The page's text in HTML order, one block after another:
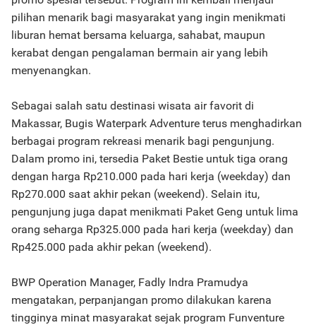
pilihan menarik bagi masyarakat yang ingin menikmati
liburan hemat bersama keluarga, sahabat, maupun
kerabat dengan pengalaman bermain air yang lebih
menyenangkan.
Sebagai salah satu destinasi wisata air favorit di
Makassar, Bugis Waterpark Adventure terus menghadirkan
berbagai program rekreasi menarik bagi pengunjung.
Dalam promo ini, tersedia Paket Bestie untuk tiga orang
dengan harga Rp210.000 pada hari kerja (weekday) dan
Rp270.000 saat akhir pekan (weekend). Selain itu,
pengunjung juga dapat menikmati Paket Geng untuk lima
orang seharga Rp325.000 pada hari kerja (weekday) dan
Rp425.000 pada akhir pekan (weekend).
BWP Operation Manager, Fadly Indra Pramudya
mengatakan, perpanjangan promo dilakukan karena
tingginya minat masyarakat sejak program Funventure